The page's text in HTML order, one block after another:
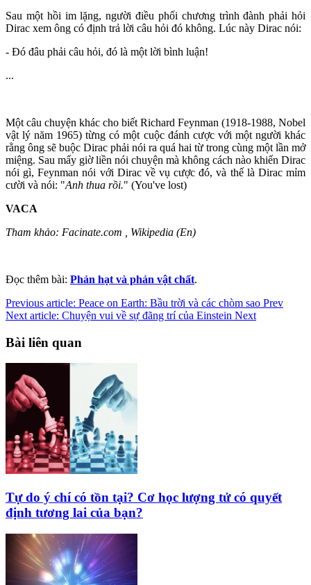
Sau một hồi im lặng, người điều phối chương trình đành phải hỏi
Dirac xem ông có định trả lời câu hỏi đó không. Lúc này Dirac nói:
- Đó đâu phải câu hỏi, đó là một lời bình luận!
...
Một câu chuyện khác cho biết Richard Feynman (1918-1988, Nobel
vật lý năm 1965) từng có một cuộc đánh cược với một người khác
rằng ông sẽ buộc Dirac phải nói ra quá hai từ trong cùng một lần mở
miệng. Sau mấy giờ liền nói chuyện mà không cách nào khiến Dirac
nói gì, Feynman nói với Dirac về vụ cược đó, và thế là Dirac mỉm
cười và nói: "Anh thua rồi." (You've lost)
VACA
Tham khảo: Facinate.com , Wikipedia (En)
Đọc thêm bài: Phản hạt và phản vật chất.
Previous article: Peace on Earth: Bầu trời và các chòm sao Prev
Next article: Chuyện vui về sự đãng trí của Einstein Next
Bài liên quan
Tự do ý chí có tồn tại? Cơ học lượng tử có quyết
định tương lai của bạn?